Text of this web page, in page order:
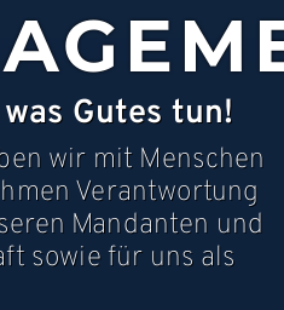
Gutes tun!
wir mit Menschen
Verantwortung
Mandanten und
sowie für uns als